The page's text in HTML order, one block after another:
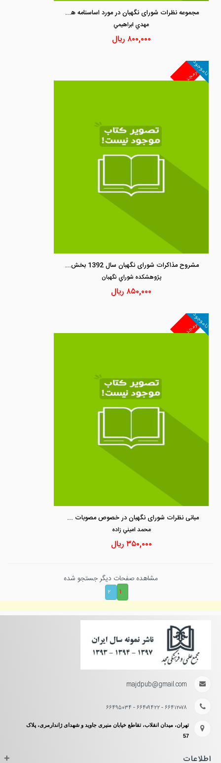
مجموعه نظرات شورای نگهبان در مورد اساسنامه های مصوب دولت (از سال 1369 تا سال 1395)
مهدي ابراهيمي
۸۰۰,۰۰۰ ریال
غیرمجد
ناموجود
مشروح مذاکرات شورای نگهبان سال 1392 بخش اول (فروردین تا شهریور)
پژوهشكده شوراي نگهبان
۸۵۰,۰۰۰ ریال
غیرمجد
ناموجود
مبانی نظرات شورای نگهبان در خصوص مصوبات و استفساریه های سال 1390 برگرفته از مشروح مذاکرات شورای نگهبان
محمد اميني زاده
۳۵۰,۰۰۰ریال
مشاهده صفحات دیگر جستجو شده
۱
۲
majdpub@gmail.com
۶۶۴۱۲۰۷۸ - ۶۶۴۰۹۴۲۲ - ۶۶۴۹۵۰۳۴
تهران، میدان انقلاب، تقاطع خیابان منیری جاوید و شهدای ژاندارمری، پلاک
57
اطلاعات +